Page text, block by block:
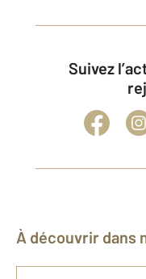
Suivez l’actualité immobilière et
À découvrir